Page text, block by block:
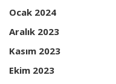
Ocak 2024
Aralık 2023
Kasım 2023
Ekim 2023